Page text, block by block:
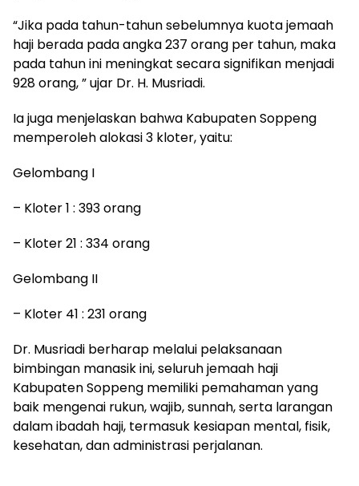
“Jika pada tahun-tahun sebelumnya kuota jemaah
haji berada pada angka 237 orang per tahun, maka
pada tahun ini meningkat secara signifikan menjadi
928 orang, ” ujar Dr. H. Musriadi.
Ia juga menjelaskan bahwa Kabupaten Soppeng
memperoleh alokasi 3 kloter, yaitu:
Gelombang I
– Kloter 1 : 393 orang
– Kloter 21 : 334 orang
Gelombang II
– Kloter 41 : 231 orang
Dr. Musriadi berharap melalui pelaksanaan
bimbingan manasik ini, seluruh jemaah haji
Kabupaten Soppeng memiliki pemahaman yang
baik mengenai rukun, wajib, sunnah, serta larangan
dalam ibadah haji, termasuk kesiapan mental, fisik,
kesehatan, dan administrasi perjalanan.